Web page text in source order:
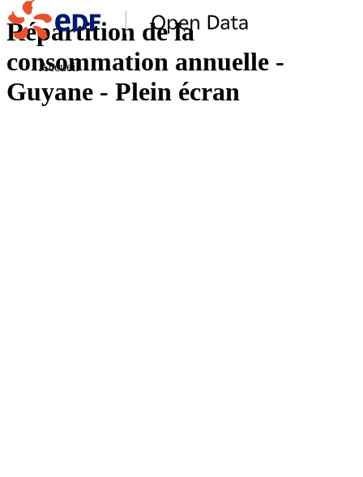
Accueil
Répartition de la
consommation annuelle -
Guyane - Plein écran